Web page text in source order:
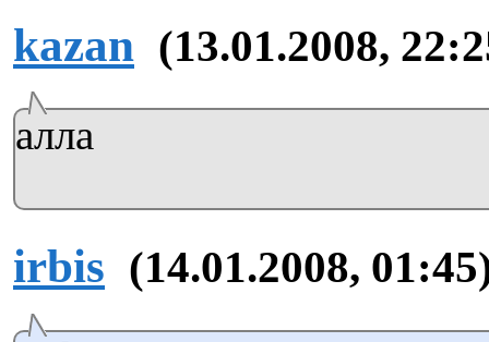
kazan (13.01.2008,
алла
irbis (14.01.2008,